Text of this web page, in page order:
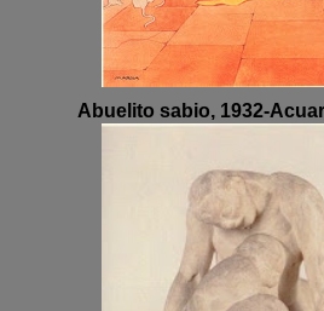
Abuelito sabio, 1932-